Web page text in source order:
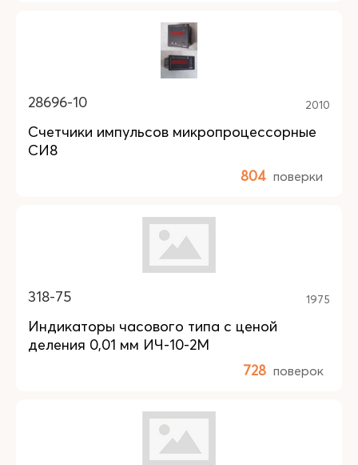
28696-10 2010
Счетчики импульсов микропроцессорные
СИ8
804 поверки
318-75 1975
Индикаторы часового типа с ценой
деления 0,01 мм ИЧ-10-2М
728 поверок